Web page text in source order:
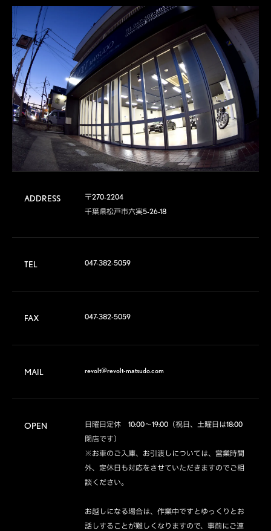
ADDRESS
〒270-2204
千葉県松戸市六実5-26-18
TEL 047-382-5059
FAX 047-382-5059
MAIL revolt@revolt-matsudo.com
OPEN
日曜日定休　10:00～19:00（祝日、土曜日は18:00
閉店です）
※お車のご入庫、お引渡しについては、営業時間
外、定休日も対応をさせていただきますのでご相
談ください。
お越しになる場合は、作業中ですとゆっくりとお
話しすることが難しくなりますので、事前にご連